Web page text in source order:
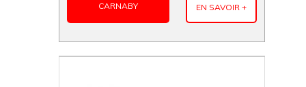
CARNABY EN SAVOIR +